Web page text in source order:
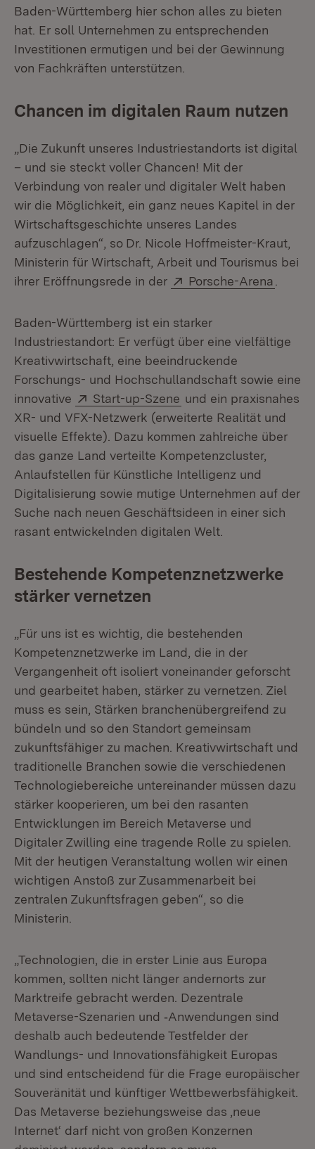
Baden-Württemberg hier schon alles zu bieten
hat. Er soll Unternehmen zu entsprechenden
Investitionen ermutigen und bei der Gewinnung
von Fachkräften unterstützen.
Chancen im digitalen Raum nutzen
„Die Zukunft unseres Industriestandorts ist digital
– und sie steckt voller Chancen! Mit der
Verbindung von realer und digitaler Welt haben
wir die Möglichkeit, ein ganz neues Kapitel in der
Wirtschaftsgeschichte unseres Landes
aufzuschlagen“, so Dr. Nicole Hoffmeister-Kraut,
Ministerin für Wirtschaft, Arbeit und Tourismus bei
ihrer Eröffnungsrede in der
Extern:
Porsche-Arena
Baden-Württemberg ist ein starker
Industriestandort: Er verfügt über eine vielfältige
Kreativwirtschaft, eine beeindruckende
Forschungs- und Hochschullandschaft sowie eine
innovative
Extern:
Start-up-Szene (Öffnet in neuem
und ein praxisnahes
XR- und VFX-Netzwerk (erweiterte Realität und
visuelle Effekte). Dazu kommen zahlreiche über
das ganze Land verteilte Kompetenzcluster,
Anlaufstellen für Künstliche Intelligenz und
Digitalisierung sowie mutige Unternehmen auf der
Suche nach neuen Geschäftsideen in einer sich
rasant entwickelnden digitalen Welt.
Bestehende Kompetenznetzwerke
stärker vernetzen
„Für uns ist es wichtig, die bestehenden
Kompetenznetzwerke im Land, die in der
Vergangenheit oft isoliert voneinander geforscht
und gearbeitet haben, stärker zu vernetzen. Ziel
muss es sein, Stärken branchenübergreifend zu
bündeln und so den Standort gemeinsam
zukunftsfähiger zu machen. Kreativwirtschaft und
traditionelle Branchen sowie die verschiedenen
Technologiebereiche untereinander müssen dazu
stärker kooperieren, um bei den rasanten
Entwicklungen im Bereich Metaverse und
Digitaler Zwilling eine tragende Rolle zu spielen.
Mit der heutigen Veranstaltung wollen wir einen
wichtigen Anstoß zur Zusammenarbeit bei
zentralen Zukunftsfragen geben“, so die
Ministerin.
„Technologien, die in erster Linie aus Europa
kommen, sollten nicht länger andernorts zur
Marktreife gebracht werden. Dezentrale
Metaverse-Szenarien und ‑Anwendungen sind
deshalb auch bedeutende Testfelder der
Wandlungs- und Innovationsfähigkeit Europas
und sind entscheidend für die Frage europäischer
Souveränität und künftiger Wettbewerbsfähigkeit.
Das Metaverse beziehungsweise das ‚neue
Internet‘ darf nicht von großen Konzernen